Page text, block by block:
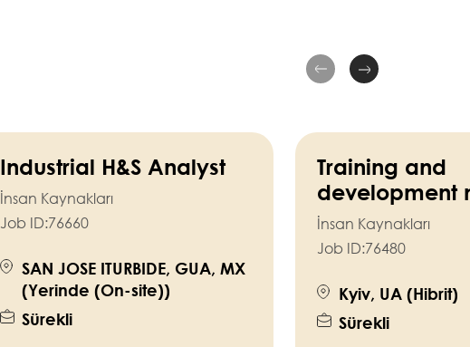
Industrial H&S Analyst
İnsan Kaynakları
Job ID:76660
SAN JOSE ITURBIDE, GUA, MX
(Yerinde (On-site))
Sürekli
Training and
development
İnsan Kaynakları
Job ID:76480
Kyiv, UA (Hibrit)
Sürekli